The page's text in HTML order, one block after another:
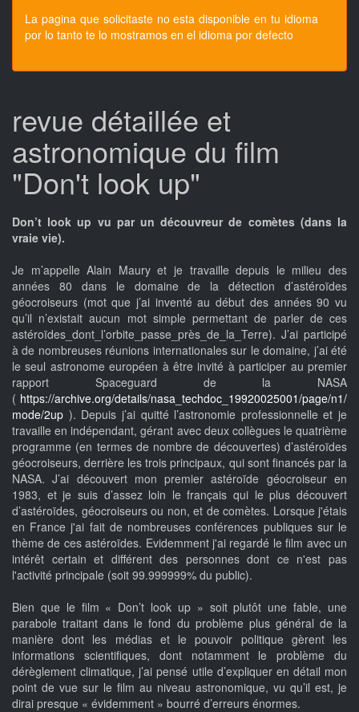
La pagina que solicitaste no esta disponible en tu idioma
por lo tanto te lo mostramos en el idioma por defecto
revue détaillée et
astronomique du film
"Don't look up"
Don’t look up vu par un découvreur de comètes (dans la
vraie vie).
Je m’appelle Alain Maury et je travaille depuis le milieu des
années 80 dans le domaine de la détection d’astéroïdes
géocroiseurs (mot que j’ai inventé au début des années 90 vu
qu’il n’existait aucun mot simple permettant de parler de ces
astéroïdes_dont_l’orbite_passe_près_de_la_Terre). J’ai participé
à de nombreuses réunions internationales sur le domaine, j’ai été
le seul astronome européen à être invité à participer au premier
rapport Spaceguard de la NASA
( https://archive.org/details/nasa_techdoc_19920025001/page/n1/
mode/2up ). Depuis j’ai quitté l’astronomie professionnelle et je
travaille en indépendant, gérant avec deux collègues le quatrième
programme (en termes de nombre de découvertes) d’astéroïdes
géocroiseurs, derrière les trois principaux, qui sont financés par la
NASA. J’ai découvert mon premier astéroïde géocroiseur en
1983, et je suis d’assez loin le français qui le plus découvert
d’astéroïdes, géocroiseurs ou non, et de comètes. Lorsque j'étais
en France j'ai fait de nombreuses conférences publiques sur le
thème de ces astéroïdes. Evidemment j'ai regardé le film avec un
intérêt certain et différent des personnes dont ce n'est pas
l'activité principale (soit 99.999999% du public).
Bien que le film « Don’t look up » soit plutôt une fable, une
parabole traitant dans le fond du problème plus général de la
manière dont les médias et le pouvoir politique gèrent les
informations scientifiques, dont notamment le problème du
dérèglement climatique, j’ai pensé utile d’expliquer en détail mon
point de vue sur le film au niveau astronomique, vu qu’il est, je
dirai presque « évidemment » bourré d’erreurs énormes.